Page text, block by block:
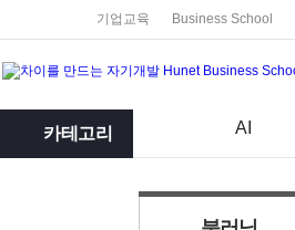
기업교육 Business School
카테고리 AI